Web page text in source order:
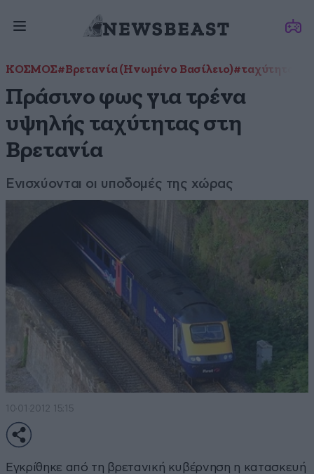
ΚΟΣΜΟΣ#Βρετανία (Ηνωμένο Βασίλειο)#ταχύτητα
Πράσινο φως για τρένα
υψηλής ταχύτητας στη
Βρετανία
Ενισχύονται οι υποδομές της χώρας
10·01·2012 15:15
Εγκρίθηκε από τη βρετανική κυβέρνηση η κατασκευή